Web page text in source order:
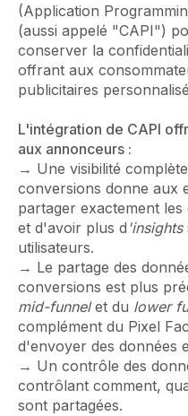
(Application
(aussi appelé "CAPI")
conserver la
offrant aux
publicitaires
L'intégration de CAPI
aux annonceurs :
→ Une visibilité
conversions donne aux
partager exactement
et d'avoir plus d 'insights
utilisateurs.
→ Le partage des
conversions est plus
mid-funnelet du lower
complément du Pixel
d'envoyer des données
→ Un contrôle des
contrôlant comment,
sont partagées.